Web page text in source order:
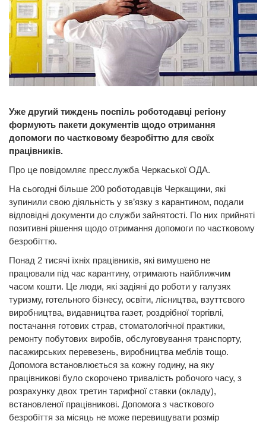
Уже другий тиждень поспіль роботодавці регіону
формують пакети документів щодо отримання
допомоги по частковому безробіттю для своїх
працівників.
Про це повідомляє пресслужба Черкаської ОДА.
На сьогодні більше 200 роботодавців Черкащини, які
зупинили свою діяльність у зв’язку з карантином, подали
відповідні документи до служби зайнятості. По них прийняті
позитивні рішення щодо отримання допомоги по частковому
безробіттю.
Понад 2 тисячі їхніх працівників, які вимушено не
працювали під час карантину, отримають найближчим
часом кошти. Це люди, які задіяні до роботи у галузях
туризму, готельного бізнесу, освіти, лісництва, взуттєвого
виробництва, видавництва газет, роздрібної торгівлі,
постачання готових страв, стоматологічної практики,
ремонту побутових виробів, обслуговування транспорту,
пасажирських перевезень, виробництва меблів тощо.
Допомога встановлюється за кожну годину, на яку
працівникові було скорочено тривалість робочого часу, з
розрахунку двох третин тарифної ставки (окладу),
встановленої працівникові. Допомога з часткового
безробіття за місяць не може перевищувати розмір